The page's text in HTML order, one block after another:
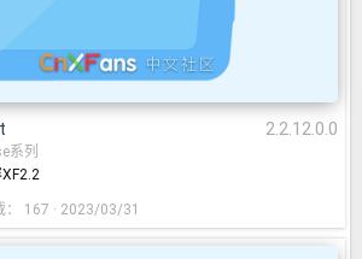
2.2.12.0.0
系列
167 2023/03/31